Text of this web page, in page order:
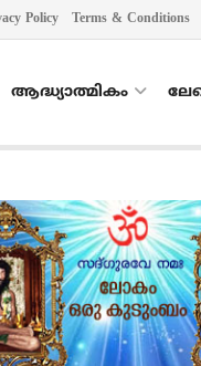
Policy Terms & Conditions
ആദ്ധ്യാത്മികം